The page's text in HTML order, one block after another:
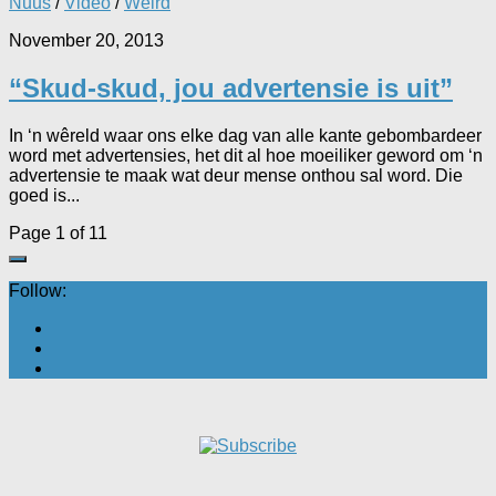
November 20, 2013
“Skud-skud, jou advertensie is uit”
In ‘n wêreld waar ons elke dag van alle kante gebombardeer
word met advertensies, het dit al hoe moeiliker geword om ‘n
advertensie te maak wat deur mense onthou sal word. Die
goed is...
Page 1 of 11
Follow: